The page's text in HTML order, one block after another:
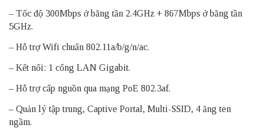
– Tốc độ 300Mbps ở băng tần 2.4GHz + 867Mbps ở băng tần
5GHz.
– Hỗ trợ Wifi chuẩn 802.11a/b/g/n/ac.
– Kết nối: 1 cổng LAN Gigabit.
– Hỗ trợ cấp nguồn qua mạng PoE 802.3af.
– Quản lý tập trung, Captive Portal, Multi-SSID, 4 ăng ten
ngầm.